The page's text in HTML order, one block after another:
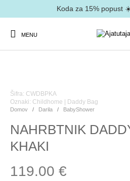
Koda za 15% popust
MENU
Domov / Darila / BabyShower
NAHRBTNIK
KHAKI
119.00€
Šifra: CWDBPKA
Oznaki: Childhome | Daddy Bag